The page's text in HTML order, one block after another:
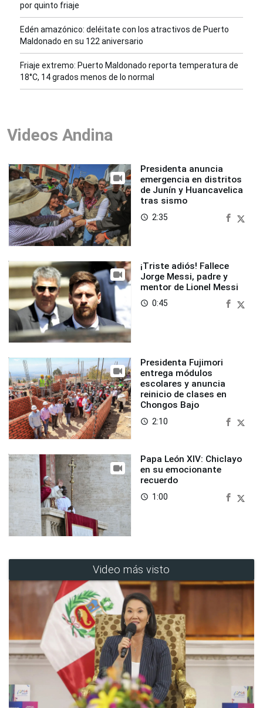
por quinto friaje
Edén amazónico: deléitate con los atractivos de Puerto
Maldonado en su 122 aniversario
Friaje extremo: Puerto Maldonado reporta temperatura de
18°C, 14 grados menos de lo normal
Videos Andina
Presidenta anuncia
emergencia en distritos
de Junín y Huancavelica
tras sismo
access_time 2:35
¡Triste adiós! Fallece
Jorge Messi, padre y
mentor de Lionel Messi
access_time 0:45
Presidenta Fujimori
entrega módulos
escolares y anuncia
reinicio de clases en
Chongos Bajo
access_time 2:10
Papa León XIV: Chiclayo
en su emocionante
recuerdo
access_time 1:00
Video más visto